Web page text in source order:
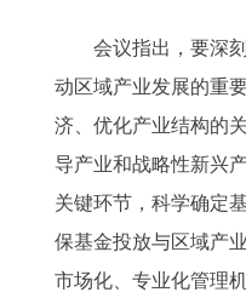
会议指出，要深刻
动区域产业发展的重
济、优化产业结构的
导产业和战略性新兴
关键环节，科学确定
保基金投放与区域产
市场化、专业化管理